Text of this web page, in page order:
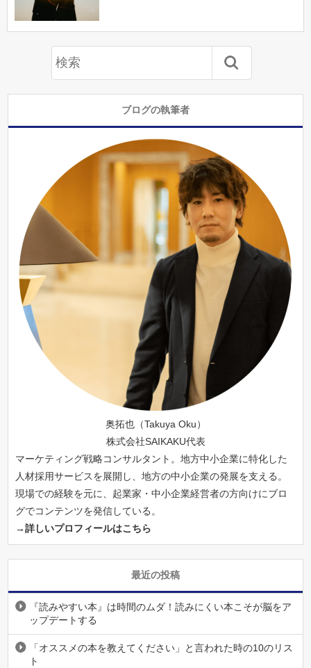
ブログの執筆者
奥拓也（Takuya Oku）
株式会社SAIKAKU代表
マーケティング戦略コンサルタント。地方中小企業に特化した
人材採用サービスを展開し、地方の中小企業の発展を支える。
現場での経験を元に、起業家・中小企業経営者の方向けにブロ
グでコンテンツを発信している。
→詳しいプロフィールはこちら
最近の投稿
『読みやすい本』は時間のムダ！読みにくい本こそが脳をア
ップデートする
「オススメの本を教えてください」と言われた時の10のリス
ト